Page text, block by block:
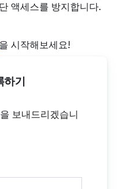
액세스를 방지합니다.
을 시작해보세요!
기
보내드리겠습니